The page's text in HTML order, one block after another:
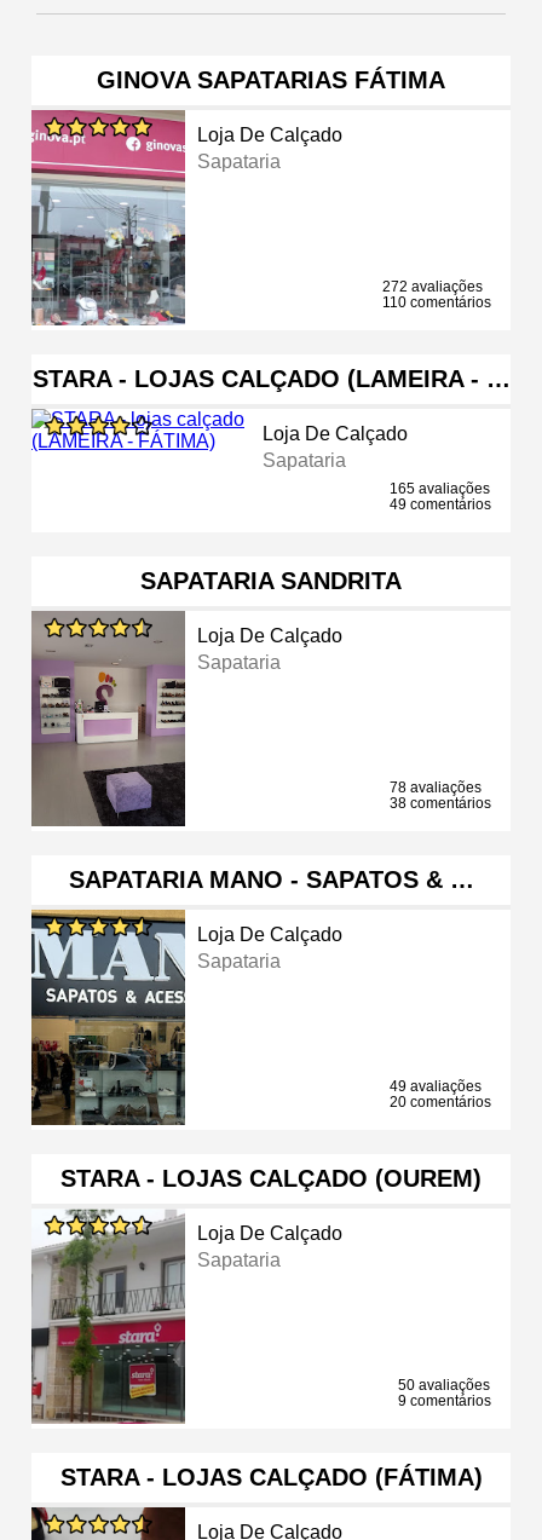
GINOVA SAPATARIAS FÁTIMA
Loja De Calçado
Sapataria
272 avaliações
110 comentários
STARA - LOJAS CALÇADO (LAMEIRA - …
Loja De Calçado
Sapataria
165 avaliações
49 comentários
SAPATARIA SANDRITA
Loja De Calçado
Sapataria
78 avaliações
38 comentários
SAPATARIA MANO - SAPATOS & …
Loja De Calçado
Sapataria
49 avaliações
20 comentários
STARA - LOJAS CALÇADO (OUREM)
Loja De Calçado
Sapataria
50 avaliações
9 comentários
STARA - LOJAS CALÇADO (FÁTIMA)
Loja De Calçado